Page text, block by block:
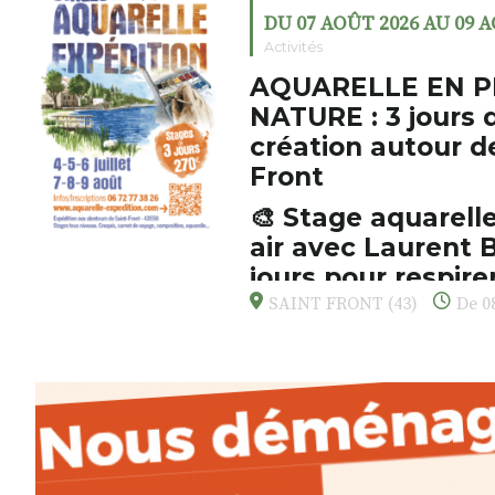
DU 07 AOÛT 2026 AU 09
Activités
AQUARELLE EN
NATURE : 3 jours
création autour
Front
🎨 Stage
air avec Laurent
jours pour
s’émerveiller
paysages de Haute-Loire ?
Cet été, Laurent Bersetvous
d’aquarelle en extérieur,
, dans un cadre naturel
SAINT FRONT (43) De